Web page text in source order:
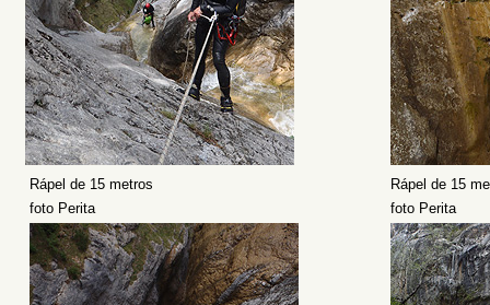
Rápel de 15 metros
Rápel de 15
foto Perita
foto Perita